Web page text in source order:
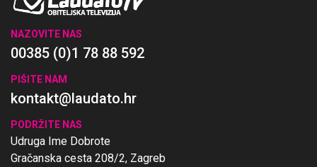
NAZOVITE NAS
00385 (0)1 78 88 592
PIŠITE NAM
kontakt@laudato.hr
PODRŽITE NAS
Udruga Ime Dobrote
Gračanska cesta 208/2, Zagreb